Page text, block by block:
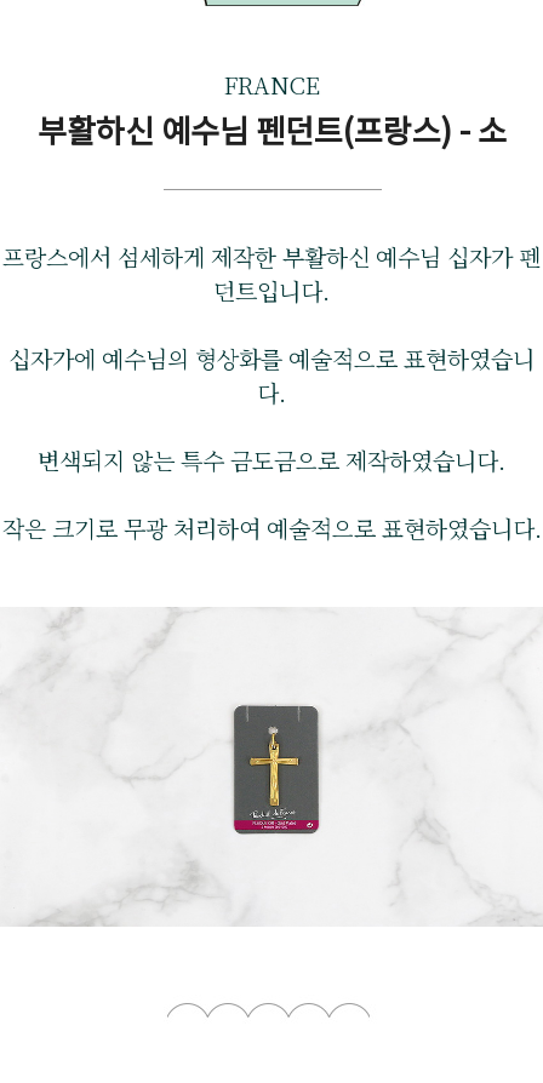
FRANCE
부활하신 예수님 펜던트(프랑스) - 소
프랑스에서 섬세하게 제작한 부활하신 예수님 십자가 펜
던트입니다.
십자가에 예수님의 형상화를 예술적으로 표현하였습니
다.
변색되지 않는 특수 금도금으로 제작하였습니다.
작은 크기로 무광 처리하여 예술적으로 표현하였습니다.